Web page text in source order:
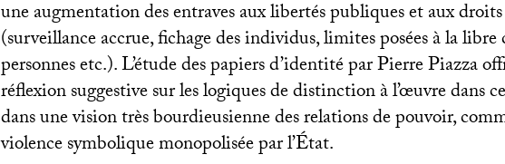
une augmentation des entraves aux libertés publiques et aux
(surveillance accrue, fichage des individus, limites posées à la
personnes etc.). L’étude des papiers d’identité par Pierre Piazza
réflexion suggestive sur les logiques de distinction à l’œuvre dans
dans une vision très bourdieusienne des relations de pouvoir,
violence symbolique monopolisée par l’État.